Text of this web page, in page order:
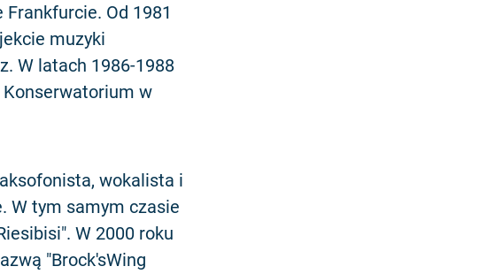
Frankfurcie. Od 1981
muzyki
W latach 1986-1988
w
wokalista i
W tym samym czasie
W 2000 roku
"Brock'sWing